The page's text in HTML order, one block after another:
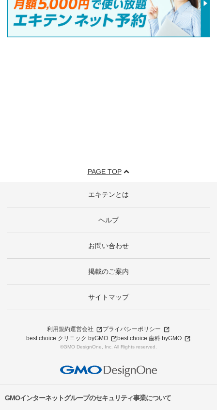
PAGE TOP
エキテンとは
ヘルプ
お問い合わせ
掲載のご案内
サイトマップ
利用規約運営会社
プライバシーポリシー
best choice クリニック byGMO
best choice 歯科 byGMO
©GMO DesignOne, Inc. All Rights reserved.
GMOインターネットグループのセキュリティ事業について